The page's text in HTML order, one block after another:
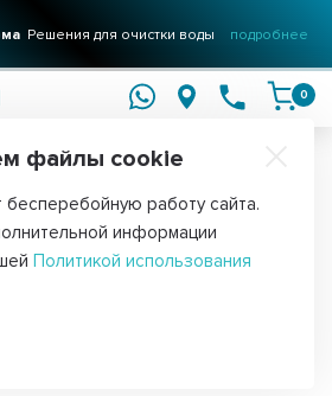
Решения для очистки воды подробнее
0
газовых и электрических плит
для электроплит
файлы cookie
работу сайта.
информации
Политикой использования